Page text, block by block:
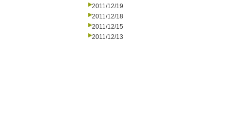
2011/12/19
2011/12/18
2011/12/15
2011/12/13